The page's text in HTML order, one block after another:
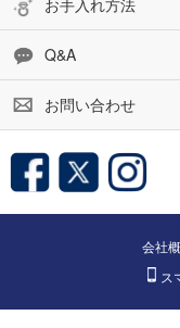
Q&A
お問い合わせ
会社
ス